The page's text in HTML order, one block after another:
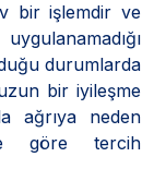
bir işlemdir ve
durumlarda
bir iyileşme
ağrıya neden
göre tercih